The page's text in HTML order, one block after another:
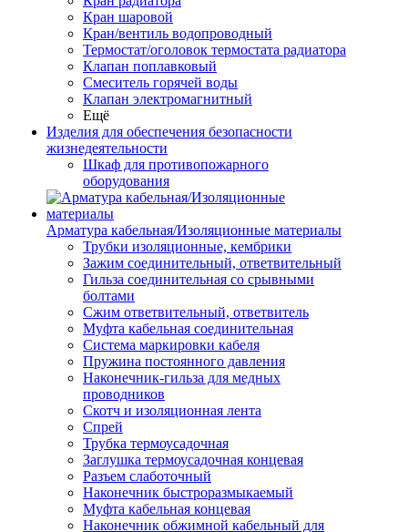
Кран шаровой
Кран/вентиль водопроводный
Термостат/оголовок термостата радиатора
Клапан поплавковый
Смеситель горячей воды
Клапан электромагнитный
Ещё
Изделия для обеспечения безопасности
жизнедеятельности
Шкаф для противопожарного
оборудования
Арматура кабельная/Изоляционные материалы
Трубки изоляционные, кембрики
Зажим соединительный, ответвительный
Гильза соединительная со срывными
болтами
Сжим ответвительный, ответвитель
Муфта кабельная соединительная
Система маркировки кабеля
Пружина постоянного давления
Наконечник-гильза для медных
проводников
Скотч и изоляционная лента
Спрей
Трубка термоусадочная
Заглушка термоусадочная концевая
Разъем слаботочный
Наконечник быстроразмыкаемый
Муфта кабельная концевая
Наконечник обжимной кабельный для